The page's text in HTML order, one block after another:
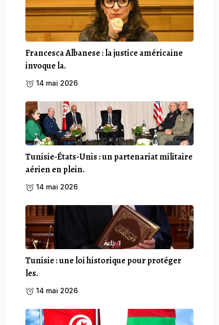
Francesca Albanese : la justice américaine
invoque la.
14 mai 2026
Tunisie-États-Unis : un partenariat militaire
aérien en plein.
14 mai 2026
Tunisie : une loi historique pour protéger
les.
14 mai 2026